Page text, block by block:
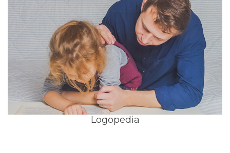
Logopedia